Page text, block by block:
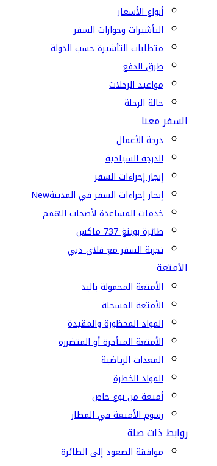
أنواع الأسعار
التأشيرات وجوازات السفر
متطلبات التأشيرة حسب الدولة
طرق الدفع
مواعيد الرحلات
حالة الرحلة
السفر معنا
درجة الأعمال
الدرجة السياحية
إنجاز إجراءات السفر
إنجاز إجراءات السفر في المدينةNew
خدمات المساعدة لأصحاب الهمم
طائرة بوينغ 737 ماكس
تجربة السفر مع فلاي دبي
الأمتعة
الأمتعة المحمولة باليد
الأمتعة المسجلة
المواد المحظورة والمقيدة
الأمتعة المتأخرة أو المتضررة
المعدات الرياضية
المواد الخطرة
أمتعة من نوع خاص
رسوم الأمتعة في المطار
روابط ذات صلة
موافقة الصعود إلى الطائرة